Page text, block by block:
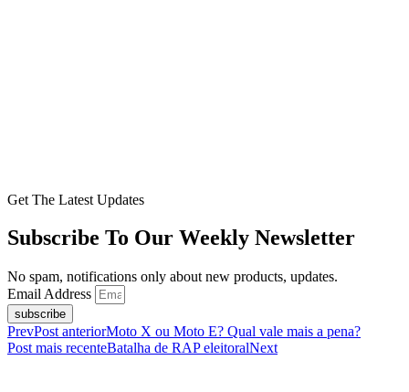
Get The Latest Updates
Subscribe To Our Weekly Newsletter
No spam, notifications only about new products, updates.
Email Address
subscribe
PrevPost anteriorMoto X ou Moto E? Qual vale mais a pena?
Post mais recenteBatalha de RAP eleitoralNext